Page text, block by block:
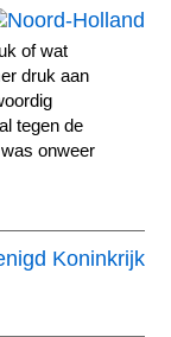
of wat
druk aan
tegen de
onweer